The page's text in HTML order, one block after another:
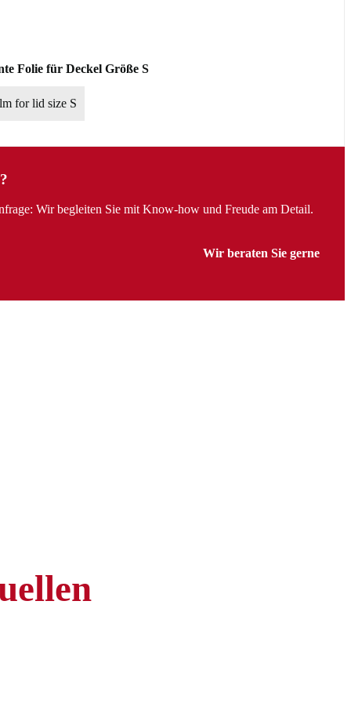
Folie für Deckel Größe S
for lid size S
Wir begleiten Sie mit Know-how und Freude am Detail.
Wir beraten Sie gerne